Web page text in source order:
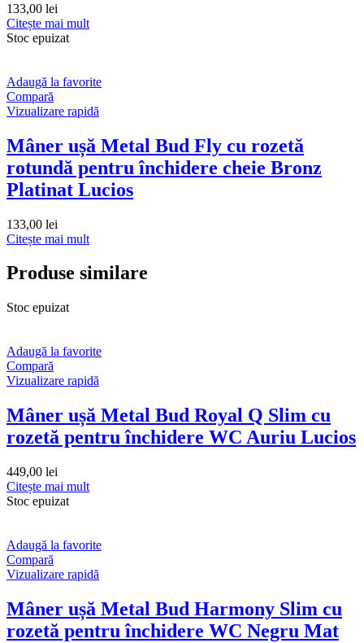
133,00 lei
Citește mai mult
Stoc epuizat
Adaugă la favorite
Compară
Vizualizare rapidă
Mâner ușă Metal Bud Fly cu rozetă
rotundă pentru închidere cheie Bronz
Platinat Lucios
133,00 lei
Citește mai mult
Produse similare
Stoc epuizat
Adaugă la favorite
Compară
Vizualizare rapidă
Mâner ușă Metal Bud Royal Q Slim cu
rozetă pentru închidere WC Auriu Lucios
449,00 lei
Citește mai mult
Stoc epuizat
Adaugă la favorite
Compară
Vizualizare rapidă
Mâner ușă Metal Bud Harmony Slim cu
rozetă pentru închidere WC Negru Mat